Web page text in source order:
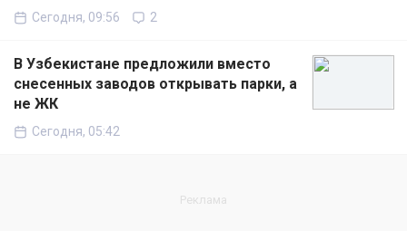
Сегодня, 09:56 2
В Узбекистане предложили вместо
снесенных заводов открывать парки, а
не ЖК
Сегодня, 05:42